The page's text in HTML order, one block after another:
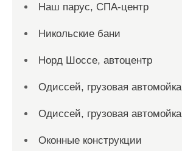
Наш парус, СПА-центр
Никольские бани
Норд Шоссе, автоцентр
Одиссей, грузовая автомойка
Одиссей, грузовая автомойка
Оконные конструкции